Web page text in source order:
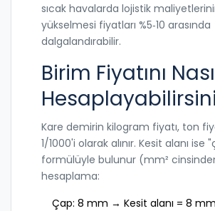
sıcak havalarda lojistik
yükselmesi fiyatları %5‑10 arasında
dalgalandırabilir.
Birim Fiyatını
Kare demirin kilogram fiyatı, ton
1/1000'i olarak alınır. Kesit alanı ise
formülüyle bulunur (mm²
hesaplama:
Çap: 8 mm → Kesit alanı = 8